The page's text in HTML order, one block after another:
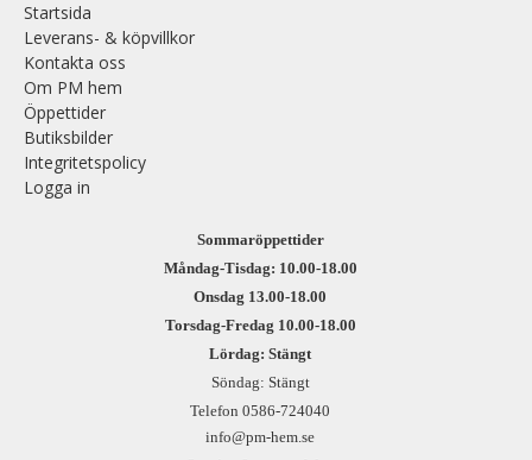
Startsida
Leverans- & köpvillkor
Kontakta oss
Om PM hem
Öppettider
Butiksbilder
Integritetspolicy
Logga in
Sommaröppettider
Måndag-Tisdag: 10.00-18.00
Onsdag 13.00-18.00
Torsdag-Fredag 10.00-18.00
Lördag: Stängt
Söndag: Stängt
Telefon 0586-724040
info@pm-hem.se